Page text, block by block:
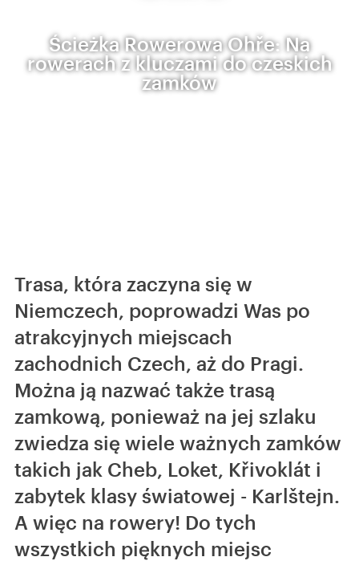
Ścieżka Rowerowa Ohře: Na
rowerach z kluczami do czeskich
zamków
Trasa, która zaczyna się w
Niemczech, poprowadzi Was po
atrakcyjnych miejscach
zachodnich Czech, aż do Pragi.
Można ją nazwać także trasą
zamkową, ponieważ na jej szlaku
zwiedza się wiele ważnych zamków
takich jak Cheb, Loket, Křivoklát i
zabytek klasy światowej - Karlštejn.
A więc na rowery! Do tych
wszystkich pięknych miejsc